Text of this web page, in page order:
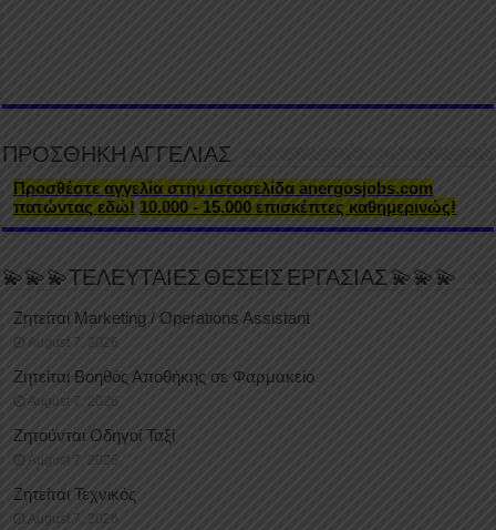
ΠΡΟΣΘΗΚΗ ΑΓΓΕΛΙΑΣ
Προσθέστε αγγελία στην ιστοσελίδα anergosjobs.com
πατώντας εδώ! 10.000 - 15.000 επισκέπτες καθημερινώς!
💫💫💫ΤΕΛΕΥΤΑΙΕΣ ΘΕΣΕΙΣ ΕΡΓΑΣΙΑΣ 💫💫💫
Ζητείται Marketing / Operations Assistant
August 7, 2026
Ζητείται Βοηθός Αποθήκης σε Φαρμακείο
August 7, 2026
Ζητούνται Οδηγοί Ταξί
August 7, 2026
Ζητείται Τεχνικός
August 7, 2026